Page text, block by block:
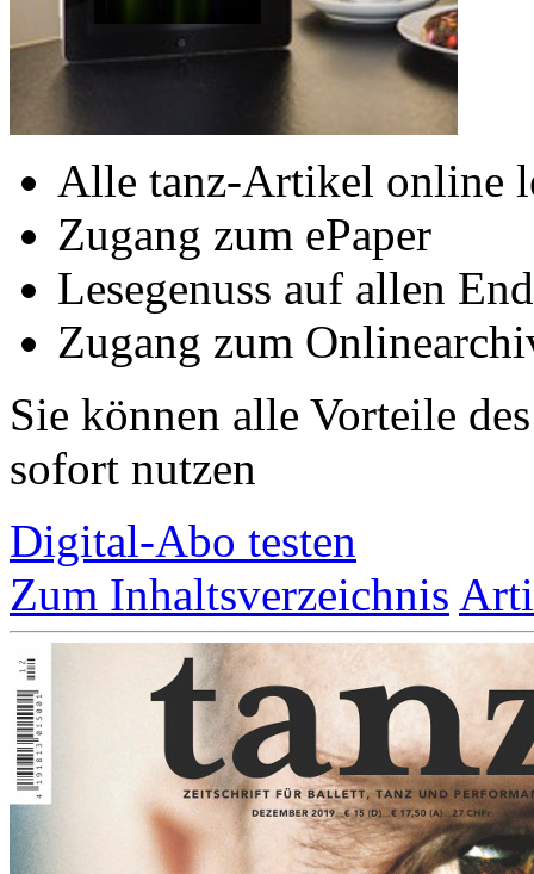
Alle tanz-Artikel online
Zugang zum ePaper
Lesegenuss auf allen
Zugang zum
Sie können alle Vorteile
sofort nutzen
Digital-Abo testen
Zum Inhaltsverzeichnis